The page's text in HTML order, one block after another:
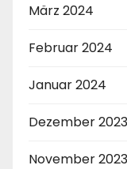
März 2024
Februar 2024
Januar 2024
Dezember 2023
November 2023